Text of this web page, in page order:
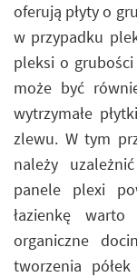
oferują płyty o
w przypadku
pleksi o
może być
wytrzymałe
zlewu. W tym
należy
panele plexi
łazienkę
organiczne
tworzenia